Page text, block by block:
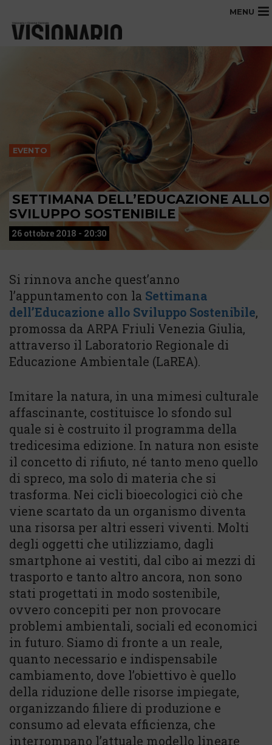
MENU
EVENTO
SETTIMANA DELL’EDUCAZIONE ALLO
SVILUPPO SOSTENIBILE
26 ottobre 2018 - 20:30
Si rinnova anche quest’anno
l’appuntamento con la Settimana
dell’Educazione allo Sviluppo Sostenibile,
promossa da ARPA Friuli Venezia Giulia,
attraverso il Laboratorio Regionale di
Educazione Ambientale (LaREA).
Imitare la natura, in una mimesi culturale
affascinante, costituisce lo sfondo sul
quale si è costruito il programma della
tredicesima edizione. In natura non esiste
il concetto di rifiuto, né tanto meno quello
di spreco, ma solo di materia che si
trasforma. Nei cicli bioecologici ciò che
viene scartato da un organismo diventa
una risorsa per altri esseri viventi. Molti
degli oggetti che utilizziamo, dagli
smartphone ai vestiti, dal cibo ai mezzi di
trasporto e tanto altro ancora, non sono
stati progettati in modo sostenibile,
ovvero concepiti per non provocare
problemi ambientali, sociali ed economici
in futuro. Siamo di fronte a un reale,
quanto necessario e indispensabile
cambiamento, dove l’obiettivo è quello
della riduzione delle risorse impiegate,
organizzando filiere di produzione e
consumo ad elevata efficienza, che
interrompano l’attuale modello lineare